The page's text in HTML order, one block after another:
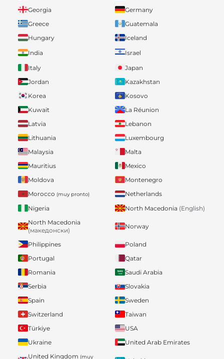
Georgia
Germany
Greece
Guatemala
Hungary
Iceland
India
Israel
Italy
Japan
Jordan
Kazakhstan
Korea
Kosovo
Kuwait
La Réunion
Latvia
Lebanon
Lithuania
Luxembourg
Malaysia
Malta
Mauritius
Mexico
Moldova
Montenegro
Morocco (muy pronto)
Netherlands
Nigeria
North Macedonia (English)
North Macedonia
(македонски)
Norway
Philippines
Poland
Portugal
Qatar
Romania
Saudi Arabia
Serbia
Slovakia
Spain
Sweden
Switzerland
Taiwan
Türkiye
USA
Ukraine
United Arab Emirates
United Kingdom (muy